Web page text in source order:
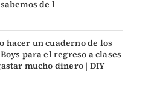
de l
hacer un cuaderno de los
para el regreso a clases
mucho dinero | DIY